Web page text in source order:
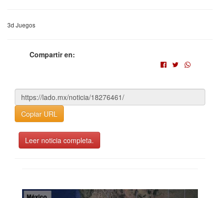
3d Juegos
Compartir en:
Copiar URL
Leer noticia completa.